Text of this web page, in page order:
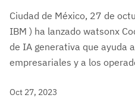
Ciudad de México, 27 de
IBM ) ha lanzado watsonx
de IA generativa que ayuda
empresariales y a los
Oct 27, 2023